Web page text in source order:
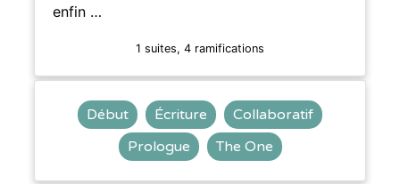
enfin …
1 suites, 4 ramifications
Début Écriture
Collaboratif
Prologue
The One